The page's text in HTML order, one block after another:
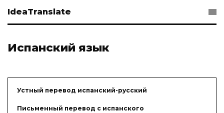
IdeaTranslate
Испанский язык
Устный перевод испанский-русский
Письменный перевод с испанского